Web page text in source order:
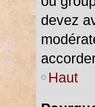
devez
Haut